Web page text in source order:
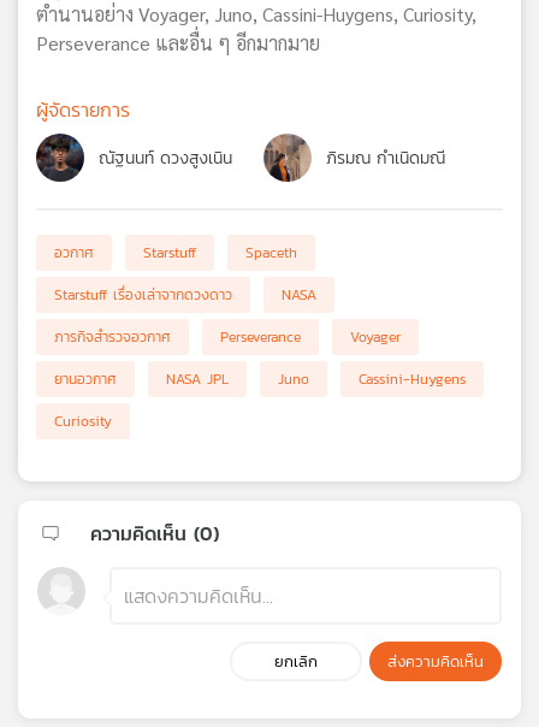
ตำนานอย่าง Voyager, Juno, Cassini-Huygens, Curiosity,
Perseverance และอื่น ๆ อีกมากมาย
ผู้จัดรายการ
ณัฐนนท์ ดวงสูงเนิน ภิรมณ กำเนิดมณี
อวกาศ Starstuff
Spaceth
Starstuff เรื่องเล่าจากดวงดาว
NASA
ภารกิจสำรวจอวกาศ
Perseverance
Voyager
ยานอวกาศ
NASA JPL Juno
Cassini-Huygens
Curiosity
ความคิดเห็น (0)
ยกเลิก ส่งความคิดเห็น